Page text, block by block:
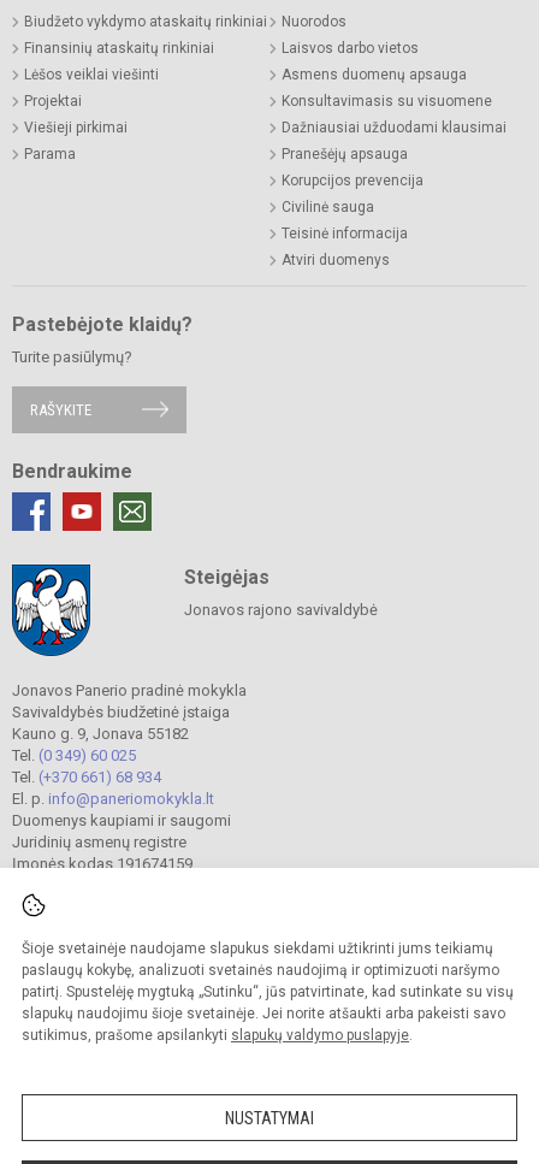
Šioje svetainėje naudojame slapukus siekdami užtikrinti jums teikiamų
paslaugų kokybę, analizuoti svetainės naudojimą ir optimizuoti naršymo
patirtį. Spustelėję mygtuką „Sutinku“, jūs patvirtinate, kad sutinkate su visų
slapukų naudojimu šioje svetainėje. Jei norite atšaukti arba pakeisti savo
sutikimus, prašome apsilankyti slapukų valdymo puslapyje.
NUSTATYMAI
Biudžeto vykdymo ataskaitų rinkiniai
Finansinių ataskaitų rinkiniai
Lėšos veiklai viešinti
Projektai
Viešieji pirkimai
Parama
Nuorodos
Laisvos darbo vietos
Asmens duomenų apsauga
Konsultavimasis su visuomene
Dažniausiai užduodami klausimai
Pranešėjų apsauga
Korupcijos prevencija
Civilinė sauga
Teisinė informacija
Atviri duomenys
Pastebėjote klaidų?
Turite pasiūlymų?
RAŠYKITE
Bendraukime
Steigėjas
Jonavos rajono savivaldybė
Jonavos Panerio pradinė mokykla
Savivaldybės biudžetinė įstaiga
Kauno g. 9, Jonava 55182
Tel. (0 349) 60 025
Tel. (+370 661) 68 934
El. p. info@paneriomokykla.lt
Duomenys kaupiami ir saugomi
Juridinių asmenų registre
Įmonės kodas 191674159
© 2023. Jonavos Panerio pradinė mokykla. Visos teisės saugomos.
Kopijuoti turinį be raštiško įstaigos administracijos sutikimo griežtai draudžiama.
Prieinamumo paraiška Slapukų valdymas
Sumanus būdas atnaujinti